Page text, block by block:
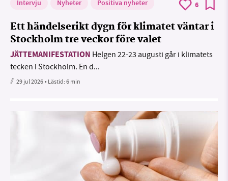
Intervju Nyheter Positiva nyheter 6
Ett händelserikt dygn för klimatet väntar i
Stockholm tre veckor före valet
JÄTTEMANIFESTATION Helgen 22-23 augusti går i klimatets
tecken i Stockholm. En d...
29 jul 2026• Lästid:6 min